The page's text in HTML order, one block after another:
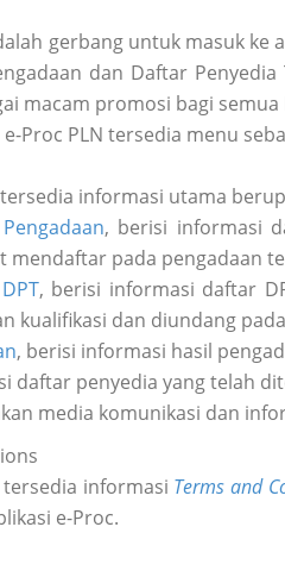
gerbang untuk masuk
dan Daftar
macam promosi bagi semua
Proc PLN tersedia menu
informasi utama
, berisi informasi
mendaftar pada pengadaan
, berisi informasi daftar
kualifikasi dan diundang
, berisi informasi hasil
daftar penyedia yang telah
media komunikasi dan
informasi Terms and
e-Proc.